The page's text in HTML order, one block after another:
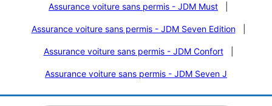
Assurance voiture sans permis - JDM Must
Assurance voiture sans permis - JDM Seven Edition
Assurance voiture sans permis - JDM Confort
Assurance voiture sans permis - JDM Seven J